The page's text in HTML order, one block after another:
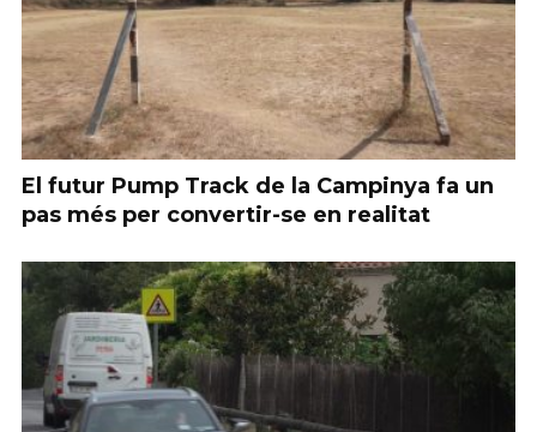
El futur Pump Track de la Campinya fa un
pas més per convertir-se en realitat